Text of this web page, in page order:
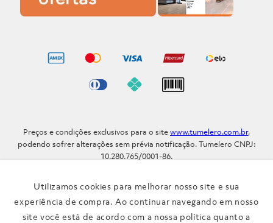
Utilizamos cookies para melhorar nosso site e sua
experiência de compra. Ao continuar navegando em nosso
site você está de acordo com a nossa política quanto a
Preços e condições exclusivos para o sitewww.tumelero.com.br,
podendo sofrer alterações sem prévia notificação. Tumelero CNPJ:
10.280.765/0001-86.
91.110-001
Telefone: (51) 3371-9290